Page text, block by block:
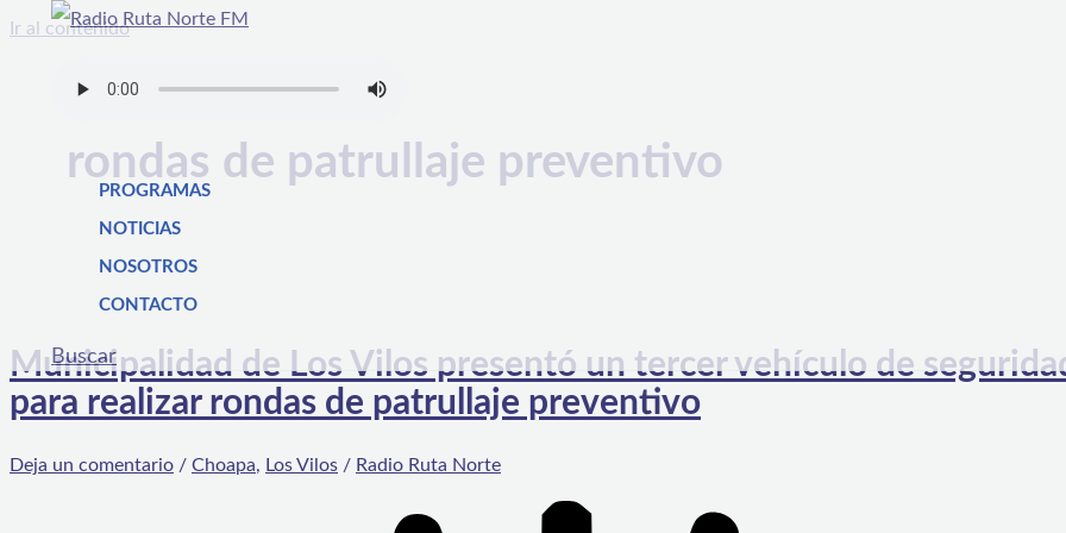
Ir al contenido
PROGRAMAS
NOTICIAS
NOSOTROS
CONTACTO
Buscar
rondas de patrullaje preventivo
Municipalidad de Los Vilos presentó un tercer vehículo de
para realizar rondas de patrullaje preventivo
Deja un comentario / Choapa, Los Vilos / Radio Ruta Norte